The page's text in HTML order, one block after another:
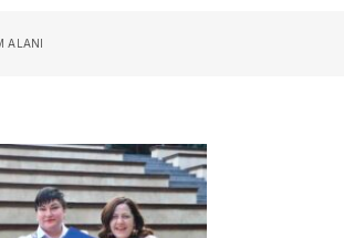
yorumlarımda kullanılması için
adresim ve site adresim bu
kaydedilsin.
ALANI